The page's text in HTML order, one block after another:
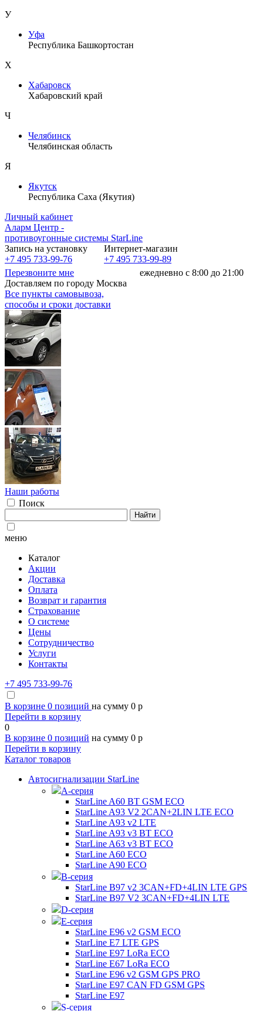
У
Уфа
Республика Башкортостан
Х
Хабаровск
Хабаровский край
Ч
Челябинск
Челябинская область
Я
Якутск
Республика Саха (Якутия)
Личный кабинет
Аларм Центр -
противоугонные системы StarLine
Запись на установку
+7 495 733-99-76
Интернет-магазин
+7 495 733-99-89
Перезвоните мне
ежедневно с 8:00 до 21:00
Доставляем по городу Москва
Все пункты самовывоза,
способы и сроки доставки
Наши работы
Поиск
Найти
меню
Каталог
Акции
Доставка
Оплата
Возврат и гарантия
Страхование
О системе
Цены
Сотрудничество
Услуги
Контакты
+7 495 733-99-76
В корзине 0 позиций на сумму 0 p
Перейти в корзину
0
В корзине 0 позиций на сумму 0 p
Перейти в корзину
Каталог товаров
Автосигнализации StarLine
А-серия
StarLine A60 BT GSM ECO
StarLine A93 V2 2CAN+2LIN LTE ECO
StarLine A93 v2 LTE
StarLine A93 v3 BT ECO
StarLine A63 v3 BT ECO
StarLine A60 ECO
StarLine A90 ECO
B-серия
StarLine B97 v2 3CAN+FD+4LIN LTE GPS
StarLine B97 V2 3CAN+FD+4LIN LTE
D-серия
E-серия
StarLine E96 v2 GSM ECO
StarLine E7 LTE GPS
StarLine E97 LoRa ECO
StarLine E67 LoRa ECO
StarLine E96 v2 GSM GPS PRO
StarLine E97 CAN FD GSM GPS
StarLine E97
S-серия